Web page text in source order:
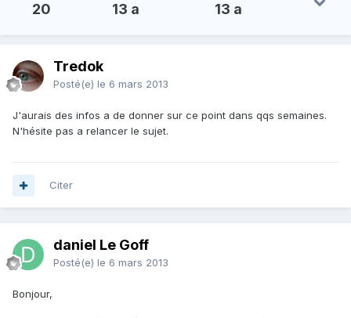
20 13 a 13 a
Tredok
Posté(e) le 6 mars 2013
J'aurais des infos a de donner sur ce point dans qqs semaines.
N'hésite pas a relancer le sujet.
Citer
daniel Le Goff
Posté(e) le 6 mars 2013
Bonjour,